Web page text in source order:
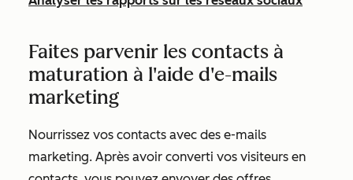
Faites parvenir les contacts à
maturation à l'aide d'e-mails
marketing
Nourrissez vos contacts avec des e-mails
marketing. Après avoir converti vos visiteurs en